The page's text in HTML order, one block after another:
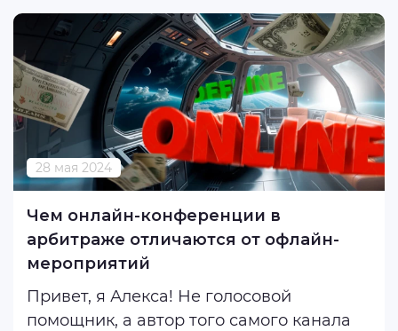
личного бренда. Рассмотрим некоторые
из них и приведем примеры ...
28 мая 2024
Чем онлайн-конференции в
арбитраже отличаются от офлайн-
мероприятий
Привет, я Алекса! Не голосовой
помощник, а автор того самого канала